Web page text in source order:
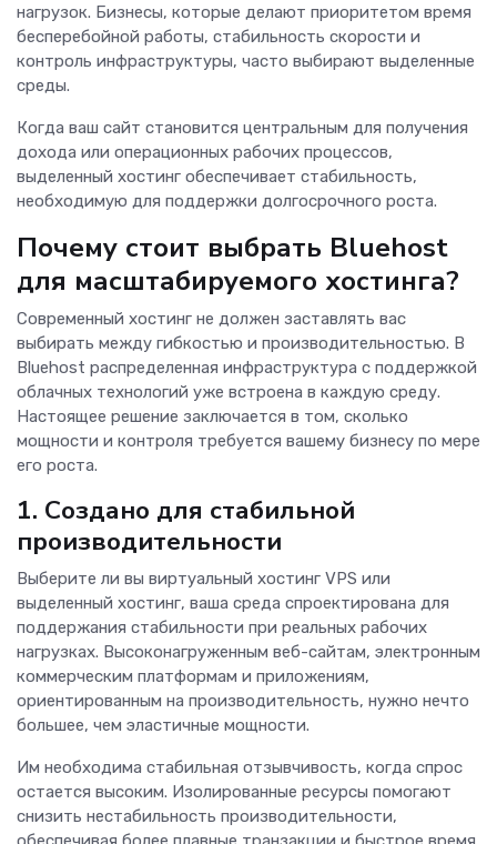
нагрузок. Бизнесы, которые делают приоритетом время
бесперебойной работы, стабильность скорости и
контроль инфраструктуры, часто выбирают выделенные
среды.
Когда ваш сайт становится центральным для получения
дохода или операционных рабочих процессов,
выделенный хостинг обеспечивает стабильность,
необходимую для поддержки долгосрочного роста.
Почему стоит выбрать Bluehost
для масштабируемого хостинга?
Современный хостинг не должен заставлять вас
выбирать между гибкостью и производительностью. В
Bluehost распределенная инфраструктура с поддержкой
облачных технологий уже встроена в каждую среду.
Настоящее решение заключается в том, сколько
мощности и контроля требуется вашему бизнесу по мере
его роста.
1. Создано для стабильной
производительности
Выберите ли вы виртуальный хостинг VPS или
выделенный хостинг, ваша среда спроектирована для
поддержания стабильности при реальных рабочих
нагрузках. Высоконагруженным веб-сайтам, электронным
коммерческим платформам и приложениям,
ориентированным на производительность, нужно нечто
большее, чем эластичные мощности.
Им необходима стабильная отзывчивость, когда спрос
остается высоким. Изолированные ресурсы помогают
снизить нестабильность производительности,